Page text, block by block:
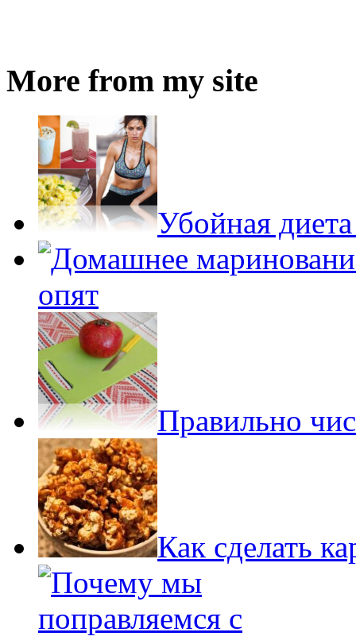
More from my site
Убойная
опят
Правильно
Как сделать